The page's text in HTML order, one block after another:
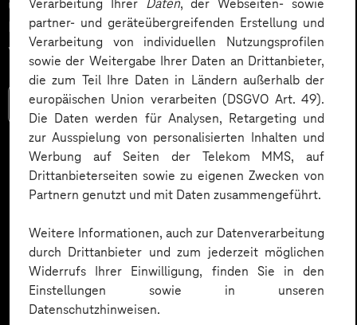
partner- und geräteübergreifenden Erstellung und
Verarbeitung von individuellen Nutzungsprofilen
sowie der Weitergabe Ihrer Daten an Drittanbieter,
die zum Teil Ihre Daten in Ländern außerhalb der
europäischen Union verarbeiten (DSGVO Art. 49).
Die Daten werden für Analysen, Retargeting und
zur Ausspielung von personalisierten Inhalten und
Werbung auf Seiten der Telekom MMS, auf
Drittanbieterseiten sowie zu eigenen Zwecken von
Partnern genutzt und mit Daten zusammengeführt.
Weitere Informationen, auch zur Datenverarbeitung
durch Drittanbieter und zum jederzeit möglichen
Widerrufs Ihrer Einwilligung, finden Sie in den
Einstellungen sowie in unseren
Datenschutzhinweisen.
über ein WM Tippspiel im Intranet oder in der
Mitarbeitenden-App spielerisch miteinander zu
vernetzen und den Teamspirit zu stärken.
Mehr lesen